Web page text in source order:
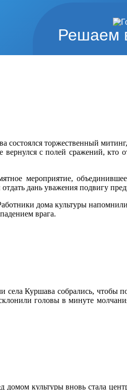
Решаем
состоялся торжественный
с полей сражений, кто
мероприятие,
дань уважения подвигу
дома культуры
врага.
Куршава собрались, чтобы
головы в минуте
домом культуры вновь стала